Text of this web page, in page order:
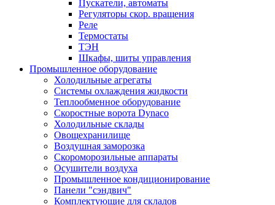
Пускатели, автоматы
Регуляторы скор. вращения
Реле
Термостаты
ТЭН
Шкафы, шиты управления
Промышленное оборудование
Холодильные агрегаты
Системы охлаждения жидкости
Теплообменное оборудование
Скоростные ворота Dynaco
Холодильные склады
Овощехранилище
Воздушная заморозка
Скороморозильные аппараты
Осушители воздуха
Промышленное кондиционирование
Панели "сэндвич"
Комплектующие для складов